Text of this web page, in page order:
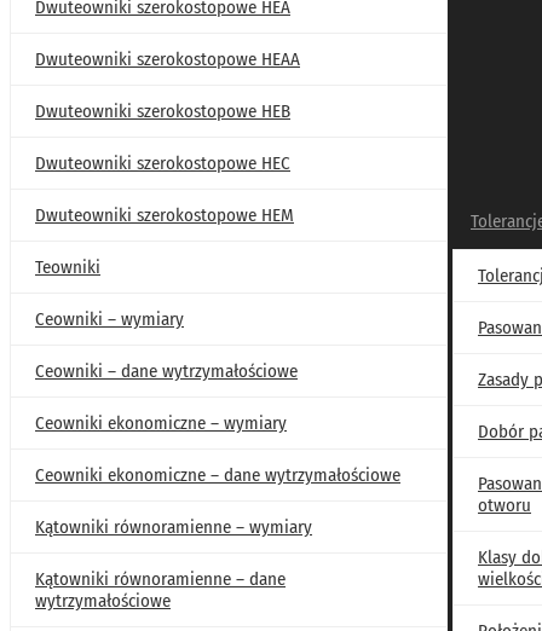
Dwuteowniki szerokostopowe HEA
Dwuteowniki szerokostopowe HEAA
Dwuteowniki szerokostopowe HEB
Dwuteowniki szerokostopowe HEC
Dwuteowniki szerokostopowe HEM
Teowniki
Ceowniki – wymiary
Ceowniki – dane wytrzymałościowe
Ceowniki ekonomiczne – wymiary
Ceowniki ekonomiczne – dane wytrzymałościowe
Kątowniki równoramienne – wymiary
Kątowniki równoramienne – dane
wytrzymałościowe
Zasady
Dobór
otworu
Klasy
Wymiary związane z
480mm
Ocena artykułu: 5.0 na podstawie:396opinii
Link Translate